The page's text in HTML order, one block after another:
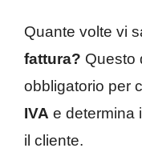
Quante volte vi
fattura? Questo
obbligatorio per
IVA e determina
il cliente.